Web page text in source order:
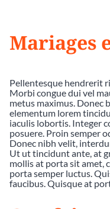
Mariages
Pellentesque hendrerit
Morbi congue dui vel
metus maximus. Donec
elementum lorem
iaculis lobortis. Integer
posuere. Proin semper
Donec nibh velit,
Ut ut tincidunt ante, at
mollis at porta sit amet,
porta semper luctus.
faucibus. Quisque at